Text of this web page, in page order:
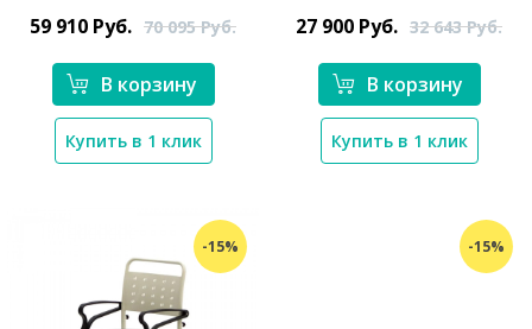
59 910 Руб. 70 095Руб.
В корзину
Купить в 1 клик
27 900 Руб. 32 643Руб.
В корзину
Купить в 1 клик
-15% -15%